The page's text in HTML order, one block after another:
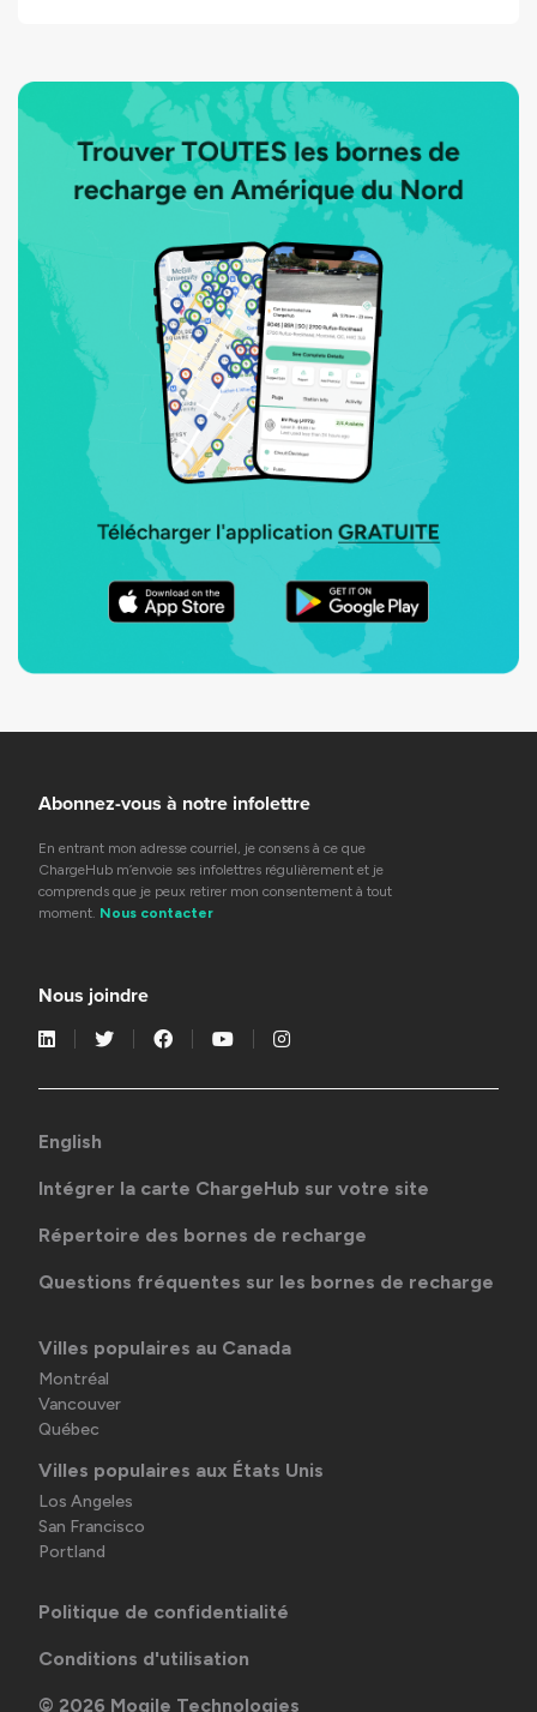
Abonnez-vous à notre infolettre
En entrant mon adresse courriel, je consens à ce que
ChargeHub m’envoie ses infolettres régulièrement et je
comprends que je peux retirer mon consentement à tout
moment. Nous contacter
Nous joindre
English
Intégrer la carte ChargeHub sur votre site
Répertoire des bornes de recharge
Questions fréquentes sur les bornes de recharge
Villes populaires au Canada
Montréal
Vancouver
Québec
Villes populaires aux États Unis
Los Angeles
San Francisco
Portland
Politique de confidentialité
Conditions d'utilisation
© 2026 Mogile Technologies